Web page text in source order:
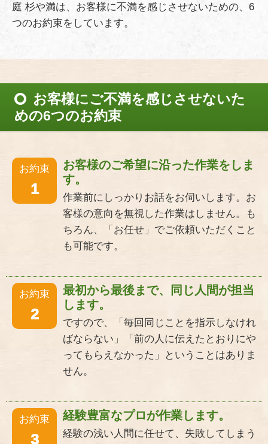
庭 杉や満は、お客様に不満を感じさせないための、6
つのお約束をしています。
お客様にご不満を感じさせないた
めの6つのお約束
お約束
1
お客様のご希望に沿った作業をしま
す。
作業前にしっかりお話をお伺いします。お
客様の意向を無視した作業はしません。も
ちろん、「お任せ」でご依頼いただくこと
も可能です。
お約束
2
最初から最後まで、同じ人間が担当
します。
ですので、「毎回同じことを指示しなけれ
ばならない」「前の人に伝えたとおりにや
ってもらえなかった」ということはありま
せん。
お約束
3
経験豊富なプロが作業します。
経験の浅い人間に任せて、失敗してしまう